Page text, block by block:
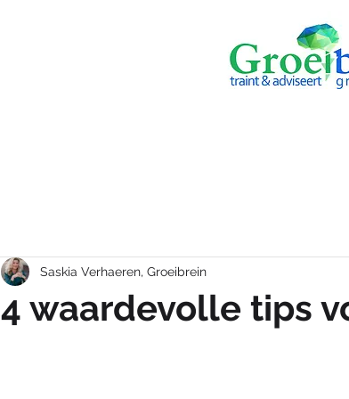
4 waardevolle tips
Saskia Verhaeren, Groeibrein